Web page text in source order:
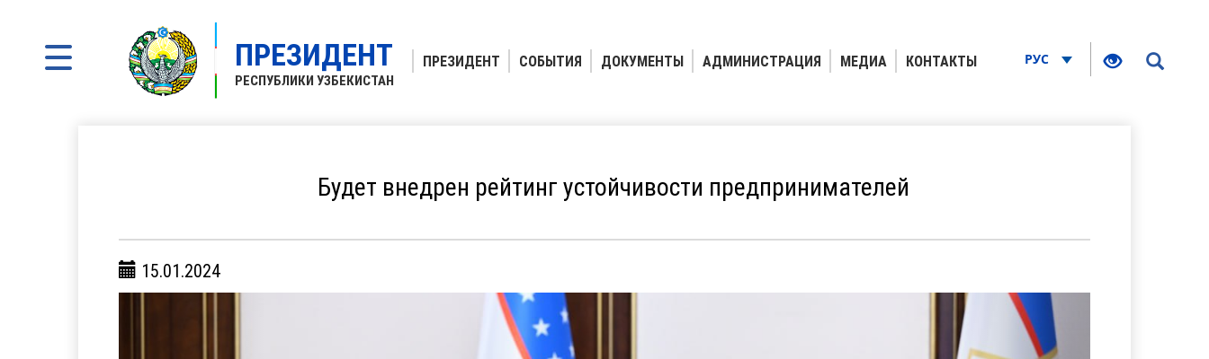
ПРЕЗИДЕНТ
РЕСПУБЛИКИ УЗБЕКИСТАН
ПРЕЗИДЕНТ СОБЫТИЯ ДОКУМЕНТЫ АДМИНИСТРАЦИЯ МЕДИА КОНТАКТЫ РУС
Будет внедрен рейтинг устойчивости предпринимателей
15.01.2024